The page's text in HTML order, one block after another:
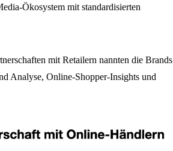
Ökosystem mit standardisierten
mit Retailern nannten die Brands
Analyse, Online-Shopper-Insights und